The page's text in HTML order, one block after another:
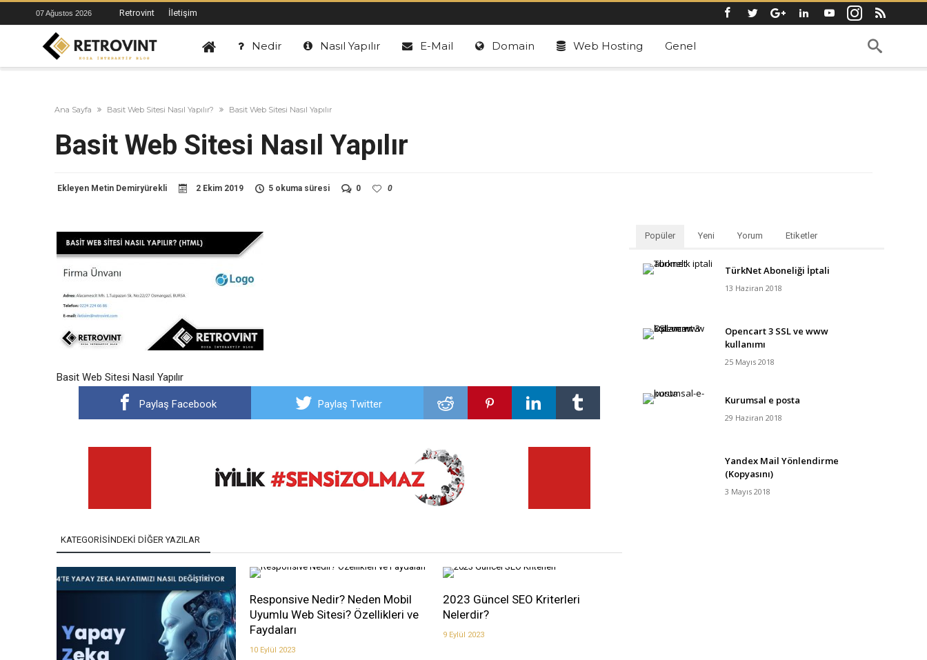
07 Ağustos 2026 Retrovint İletişim
Nedir Nasıl Yapılır E-Mail Domain Web Hosting Genel
Ana Sayfa Basit Web Sitesi Nasıl Yapılır? Basit Web Sitesi Nasıl Yapılır
Basit Web Sitesi Nasıl Yapılır
Ekleyen Metin Demiryürekli 2 Ekim 2019 5 okuma süresi 0 0
Basit Web Sitesi Nasıl Yapılır
Paylaş Facebook Paylaş Twitter
KATEGORISINDEKI DIĞER YAZILAR
Responsive Nedir? Neden Mobil
Uyumlu Web Sitesi? Özellikleri ve
Faydaları
10 Eylül 2023
2023 Güncel SEO Kriterleri
Nelerdir?
9 Eylül 2023
Popüler Yeni Yorum Etiketler
TürkNet Aboneliği İptali
13 Haziran 2018
Opencart 3 SSL ve www
kullanımı
25 Mayıs 2018
Kurumsal e posta
29 Haziran 2018
Yandex Mail Yönlendirme
(Kopyasını)
3 Mayıs 2018